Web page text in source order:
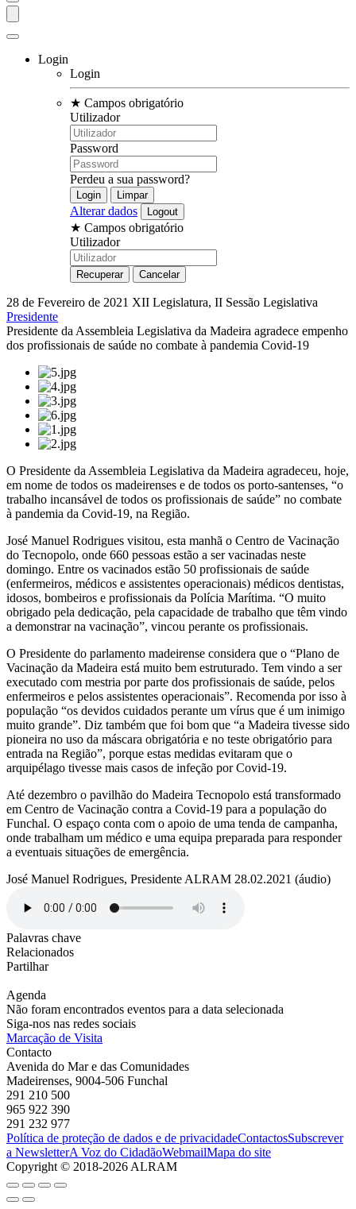
Login
Login
★ Campos obrigatório
Utilizador
Password
Perdeu a sua password?
Alterar dados
★ Campos obrigatório
Utilizador
28 de Fevereiro de 2021 XII Legislatura, II Sessão Legislativa
Presidente
Presidente da Assembleia Legislativa da Madeira agradece empenho
dos profissionais de saúde no combate à pandemia Covid-19
O Presidente da Assembleia Legislativa da Madeira agradeceu, hoje,
em nome de todos os madeirenses e de todos os porto-santenses, “o
trabalho incansável de todos os profissionais de saúde” no combate
à pandemia da Covid-19, na Região.
José Manuel Rodrigues visitou, esta manhã o Centro de Vacinação
do Tecnopolo, onde 660 pessoas estão a ser vacinadas neste
domingo. Entre os vacinados estão 50 profissionais de saúde
(enfermeiros, médicos e assistentes operacionais) médicos dentistas,
idosos, bombeiros e profissionais da Polícia Marítima. “O muito
obrigado pela dedicação, pela capacidade de trabalho que têm vindo
a demonstrar na vacinação”, vincou perante os profissionais.
O Presidente do parlamento madeirense considera que o “Plano de
Vacinação da Madeira está muito bem estruturado. Tem vindo a ser
executado com mestria por parte dos profissionais de saúde, pelos
enfermeiros e pelos assistentes operacionais”. Recomenda por isso à
população “os devidos cuidados perante um vírus que é um inimigo
muito grande”. Diz também que foi bom que “a Madeira tivesse sido
pioneira no uso da máscara obrigatória e no teste obrigatório para
entrada na Região”, porque estas medidas evitaram que o
arquipélago tivesse mais casos de infeção por Covid-19.
Até dezembro o pavilhão do Madeira Tecnopolo está transformado
em Centro de Vacinação contra a Covid-19 para a população do
Funchal. O espaço conta com o apoio de uma tenda de campanha,
onde trabalham um médico e uma equipa preparada para responder
a eventuais situações de emergência.
José Manuel Rodrigues, Presidente ALRAM 28.02.2021 (áudio)
Palavras chave
Relacionados
Partilhar
Agenda
Não foram encontrados eventos para a data selecionada
Siga-nos nas redes sociais
Marcação de Visita
Contacto
Avenida do Mar e das Comunidades
Madeirenses, 9004-506 Funchal
291 210 500
965 922 390
291 232 977
Política de proteção de dados e de privacidadeContactosSubscrever
a NewsletterA Voz do CidadãoWebmailMapa do site
Copyright © 2018-2026 ALRAM